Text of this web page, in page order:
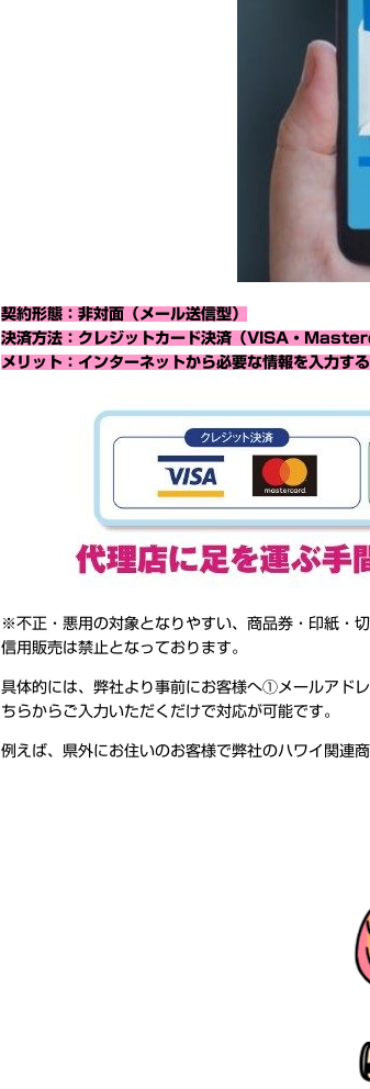
契約形態：非対面（メール送信型）
決済方法：クレジットカード決済（VISA・
メリット：インターネットから必要な情報を入力す
※不正・悪用の対象となりやすい、商品券・印紙・
信用販売は禁止となっております。
具体的には、弊社より事前にお客様へ①メールアド
ちらからご入力いただくだけで対応が可能です。
例えば、県外にお住いのお客様で弊社のハワイ関連